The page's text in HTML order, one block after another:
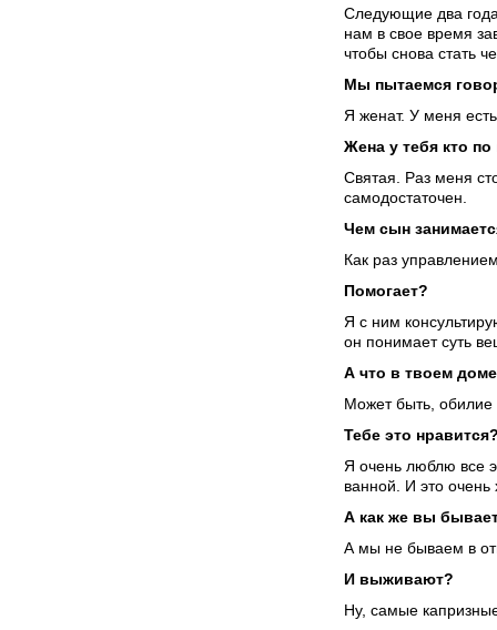
Следующие два
нам в свое время
чтобы снова стать
Мы пытаемся
Я женат. У меня
Жена у тебя кто
Святая. Раз меня
самодостаточен.
Чем сын
Как раз
Помогает?
Я с ним
он понимает суть
А что в твоем
Может быть, обилие
Тебе это
Я очень люблю все
ванной. И это
А как же вы
А мы не бываем в
И выживают?
Ну, самые